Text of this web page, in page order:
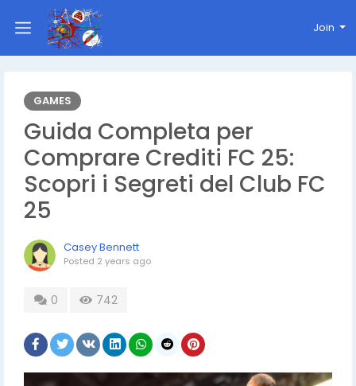
Join
GAMES
Guida Completa per
Comprare Crediti FC 25:
Scopri i Segreti del Club FC
25
Casey Bennett
Posted 2 years ago
0 742